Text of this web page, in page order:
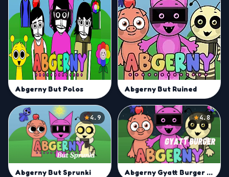
Abgerny But Polos Abgerny But Ruined
4.9
Abgerny But Sprunki
4.8
Abgerny Gyatt Burger Mod